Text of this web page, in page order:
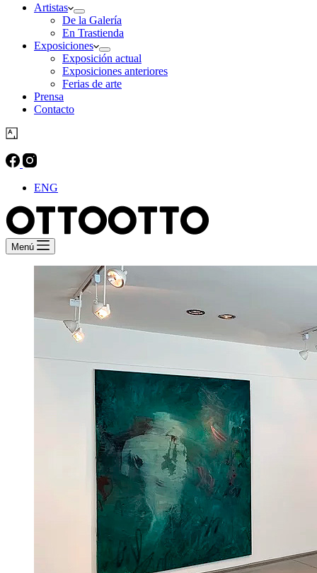
Artistas
De la Galería
En Trastienda
Exposiciones
Exposición actual
Exposiciones anteriores
Ferias de arte
Prensa
Contacto
ENG
Menú